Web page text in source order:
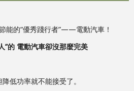
能的“優秀踐行者”——電動汽車！
”的 電動汽車卻沒那麼完美
低功率就不能接受了。